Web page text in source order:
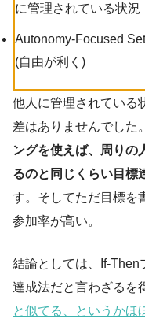
に管理されている状況
Autonomy-Focused
(自由が利く)
他人に管理されている
差はありませんでした
ングを使えば、周りの
るのと同じくらい目標
す。そしてただ目標を
参加率が高い。
結論としては、If-Then
達成法だと言わざるを
と似てる、というかほ